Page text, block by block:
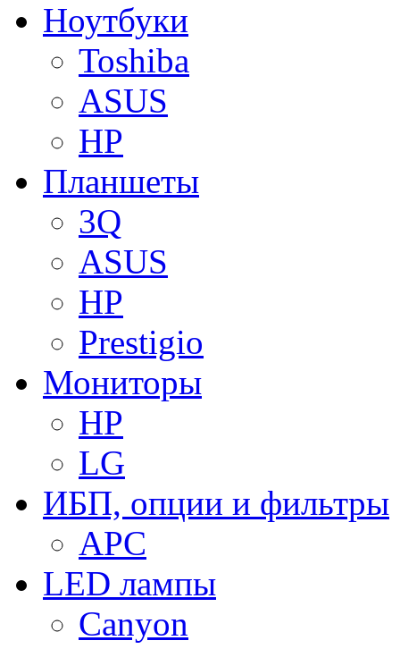
Ноутбуки
Toshiba
ASUS
HP
Планшеты
3Q
ASUS
HP
Prestigio
Мониторы
HP
LG
ИБП, опции и фильтры
APC
LED лампы
Canyon